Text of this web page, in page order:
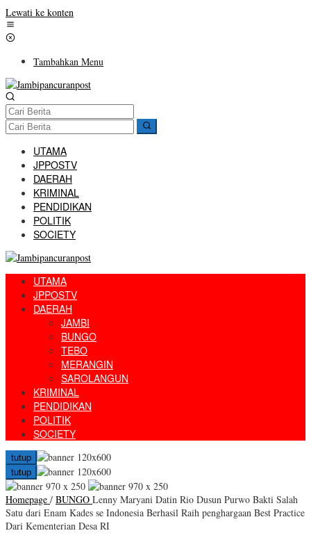
Lewati ke konten
Tambahkan Menu
UTAMA
JPPOSTV
DAERAH
KRIMINAL
PENDIDIKAN
POLITIK
SOCIETY
UTAMA
JPPOSTV
DAERAH
JAMBI
BUNGO
TEBO
MERANGIN
SAROLANGUN
KRIMINAL
PENDIDIKAN
POLITIK
SOCIETY
tutup
tutup
Homepage / BUNGO Lenny Maryani Datin Rio Dusun Purwo Bakti Salah
Satu dari Enam Kades se Indonesia Berhasil Raih penghargaan Best Practice
Dari Kementerian Desa RI